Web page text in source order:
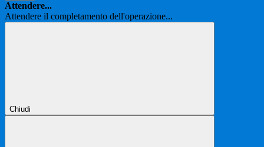
Attendere...
Attendere il completamento dell'operazione...
Chiudi